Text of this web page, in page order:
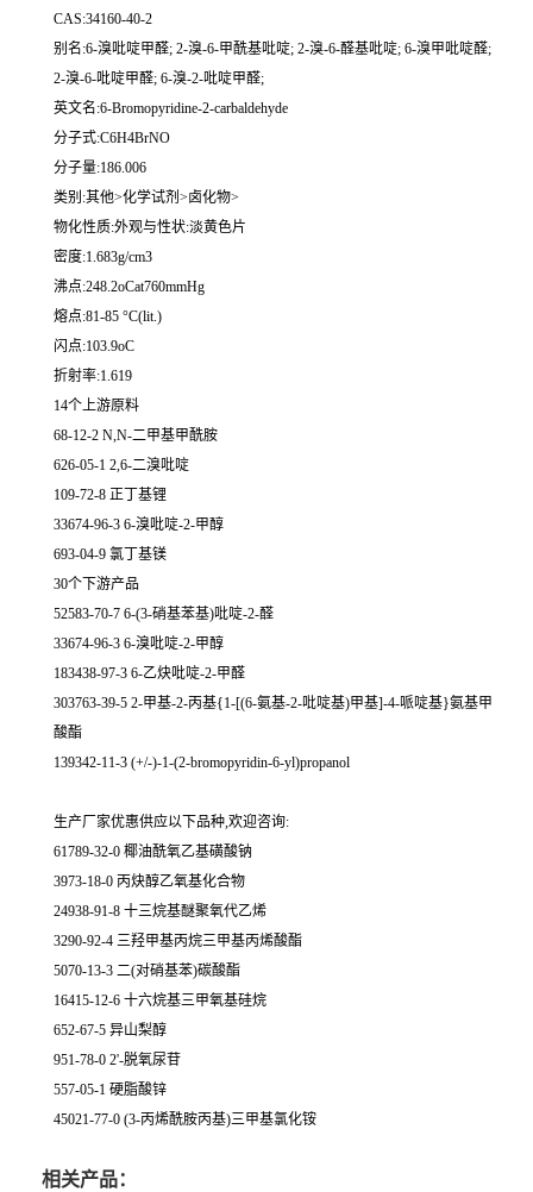
CAS:34160-40-2
别名:6-溴吡啶甲醛; 2-溴-6-甲酰基吡啶; 2-溴-6-醛基吡啶; 6-溴甲吡啶醛;
2-溴-6-吡啶甲醛; 6-溴-2-吡啶甲醛;
英文名:6-Bromopyridine-2-carbaldehyde
分子式:C6H4BrNO
分子量:186.006
类别:其他>化学试剂>卤化物>
物化性质:外观与性状:淡黄色片
密度:1.683g/cm3
沸点:248.2oCat760mmHg
熔点:81-85 °C(lit.)
闪点:103.9oC
折射率:1.619
14个上游原料
68-12-2 N,N-二甲基甲酰胺
626-05-1 2,6-二溴吡啶
109-72-8 正丁基锂
33674-96-3 6-溴吡啶-2-甲醇
693-04-9 氯丁基镁
30个下游产品
52583-70-7 6-(3-硝基苯基)吡啶-2-醛
33674-96-3 6-溴吡啶-2-甲醇
183438-97-3 6-乙炔吡啶-2-甲醛
303763-39-5 2-甲基-2-丙基{1-[(6-氨基-2-吡啶基)甲基]-4-哌啶基}氨基甲
酸酯
139342-11-3 (+/-)-1-(2-bromopyridin-6-yl)propanol
生产厂家优惠供应以下品种,欢迎咨询:
61789-32-0 椰油酰氧乙基磺酸钠
3973-18-0 丙炔醇乙氧基化合物
24938-91-8 十三烷基醚聚氧代乙烯
3290-92-4 三羟甲基丙烷三甲基丙烯酸酯
5070-13-3 二(对硝基苯)碳酸酯
16415-12-6 十六烷基三甲氧基硅烷
652-67-5 异山梨醇
951-78-0 2'-脱氧尿苷
557-05-1 硬脂酸锌
45021-77-0 (3-丙烯酰胺丙基)三甲基氯化铵
相关产品：